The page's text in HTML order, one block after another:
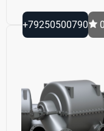
+79250500790